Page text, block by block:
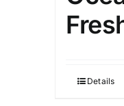
Details